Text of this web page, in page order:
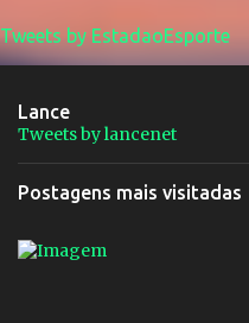
Tweets by EstadaoEsporte
Lance
Tweets by lancenet
Postagens mais visitadas